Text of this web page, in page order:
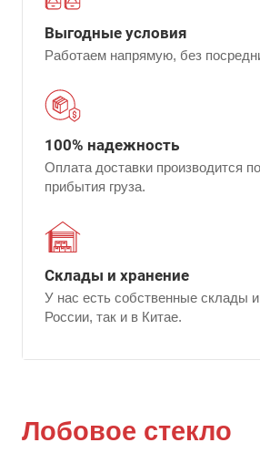
Выгодные условия
Работаем напрямую, без
100% надежность
Оплата доставки производится
прибытия груза.
Склады и хранение
У нас есть собственные склады
России, так и в Китае.
Лобовое стекло